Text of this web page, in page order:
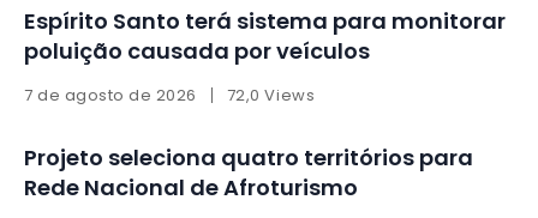
Espírito Santo terá sistema para monitorar
poluição causada por veículos
7 de agosto de 2026 72,0 Views
Projeto seleciona quatro territórios para
Rede Nacional de Afroturismo